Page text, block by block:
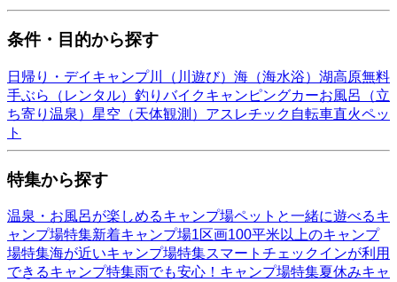
条件・目的から探す
日帰り・デイキャンプ川（川遊び） 海（海水浴） 湖高原無料
手ぶら（レンタル） 釣り バイクキャンピングカーお風呂（立
ち寄り温泉） 星空（天体観測） アスレチック 自転車直火ペッ
ト
特集から探す
温泉・お風呂が楽しめるキャンプ場ペットと一緒に遊べるキ
ャンプ場特集新着キャンプ場1区画100平米以上のキャンプ
場特集海が近いキャンプ場特集スマートチェックインが利用
できるキャンプ特集雨でも安心！キャンプ場特集夏休みキャ